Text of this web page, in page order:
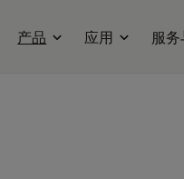
产品 应用 服